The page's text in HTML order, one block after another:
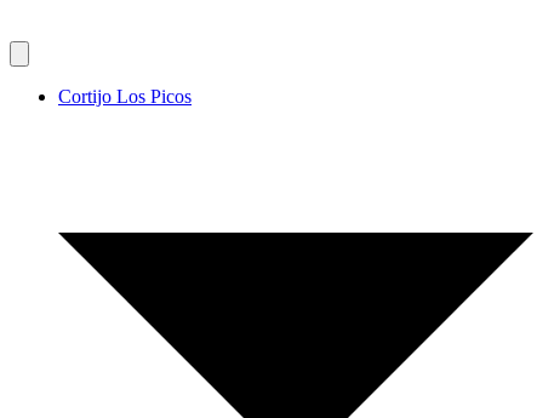
Cortijo Los Picos